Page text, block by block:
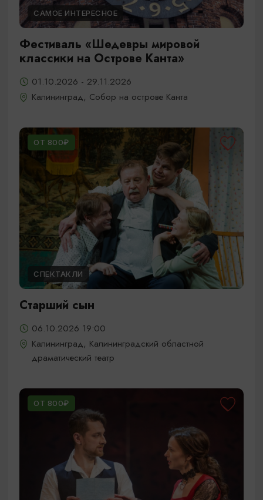
САМОЕ ИНТЕРЕСНОЕ
Фестиваль «Шедевры мировой
классики на Острове Канта»
01.10.2026 - 29.11.2026
Калининград, Собор на острове Канта
ОТ 800₽
СПЕКТАКЛИ
Старший сын
06.10.2026 19:00
Калининград, Калининградский областной
драматический театр
ОТ 800₽